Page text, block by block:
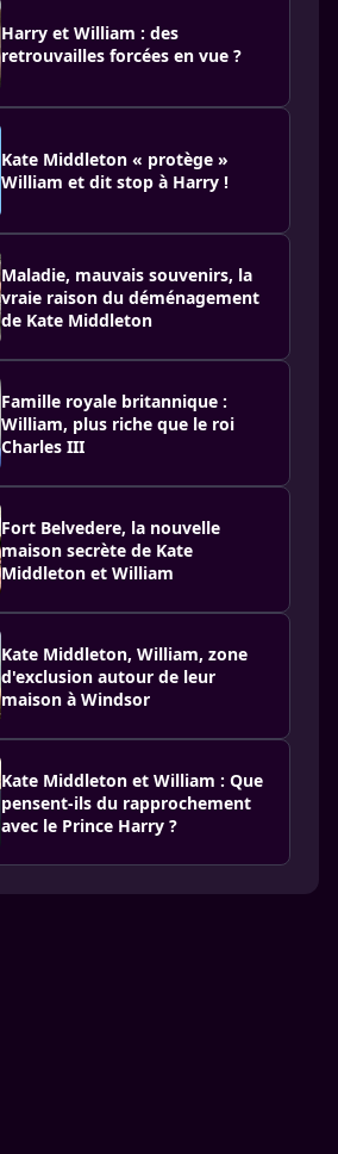
Harry et William : des
retrouvailles forcées en vue ?
Kate Middleton « protège »
William et dit stop à Harry !
Maladie, mauvais souvenirs, la
vraie raison du déménagement
de Kate Middleton
Famille royale britannique :
William, plus riche que le roi
Charles III
Fort Belvedere, la nouvelle
maison secrète de Kate
Middleton et William
Kate Middleton, William, zone
d'exclusion autour de leur
maison à Windsor
Kate Middleton et William : Que
pensent-ils du rapprochement
avec le Prince Harry ?